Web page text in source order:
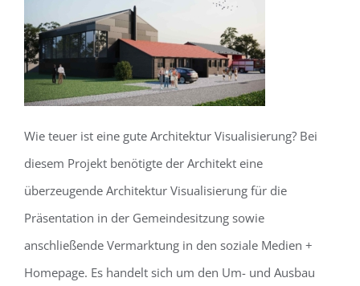
Wie teuer ist eine gute Architektur Visualisierung? Bei
diesem Projekt benötigte der Architekt eine
überzeugende Architektur Visualisierung für die
Präsentation in der Gemeindesitzung sowie
anschließende Vermarktung in den soziale Medien +
Homepage. Es handelt sich um den Um- und Ausbau